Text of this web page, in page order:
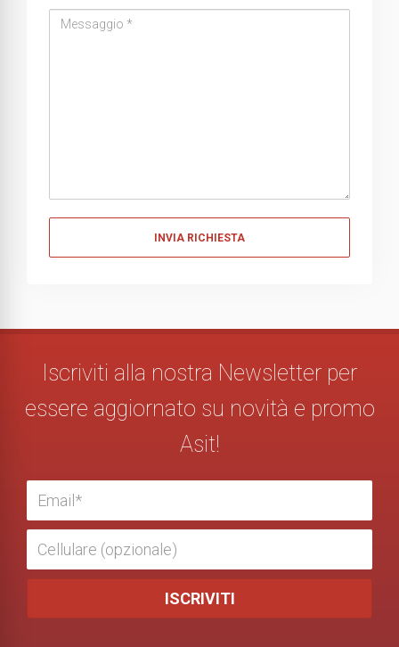
Iscriviti alla nostra Newsletter per
essere aggiornato su novità e promo
Asit!